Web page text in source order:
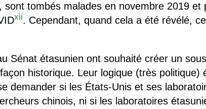
tombés malades en novembre 2019 et
xii. Cependant, quand cela a été révélé,
Sénat étasunien ont souhaité créer un
historique. Leur logique (très politique)
demander si les États-Unis et ses
chinois, ni si les laboratoires